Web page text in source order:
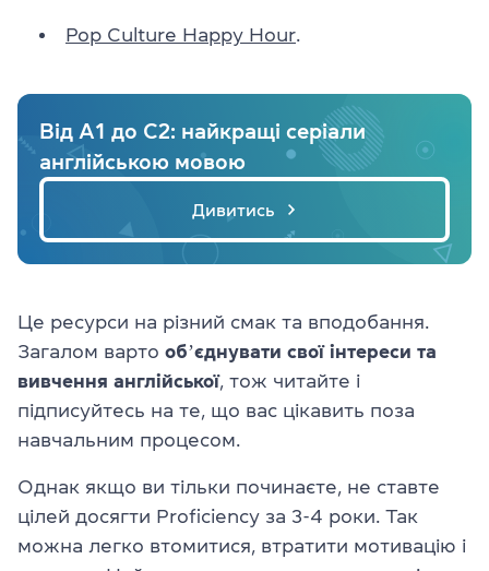
Pop Culture Happy Hour.
Від A1 до C2: найкращі серіали
англійською мовою
Дивитись
Це ресурси на різний смак та вподобання.
Загалом варто обʼєднувати свої інтереси та
вивчення англійської, тож читайте і
підписуйтесь на те, що вас цікавить поза
навчальним процесом.
Однак якщо ви тільки починаєте, не ставте
цілей досягти Proficiency за 3-4 роки. Так
можна легко втомитися, втратити мотивацію і